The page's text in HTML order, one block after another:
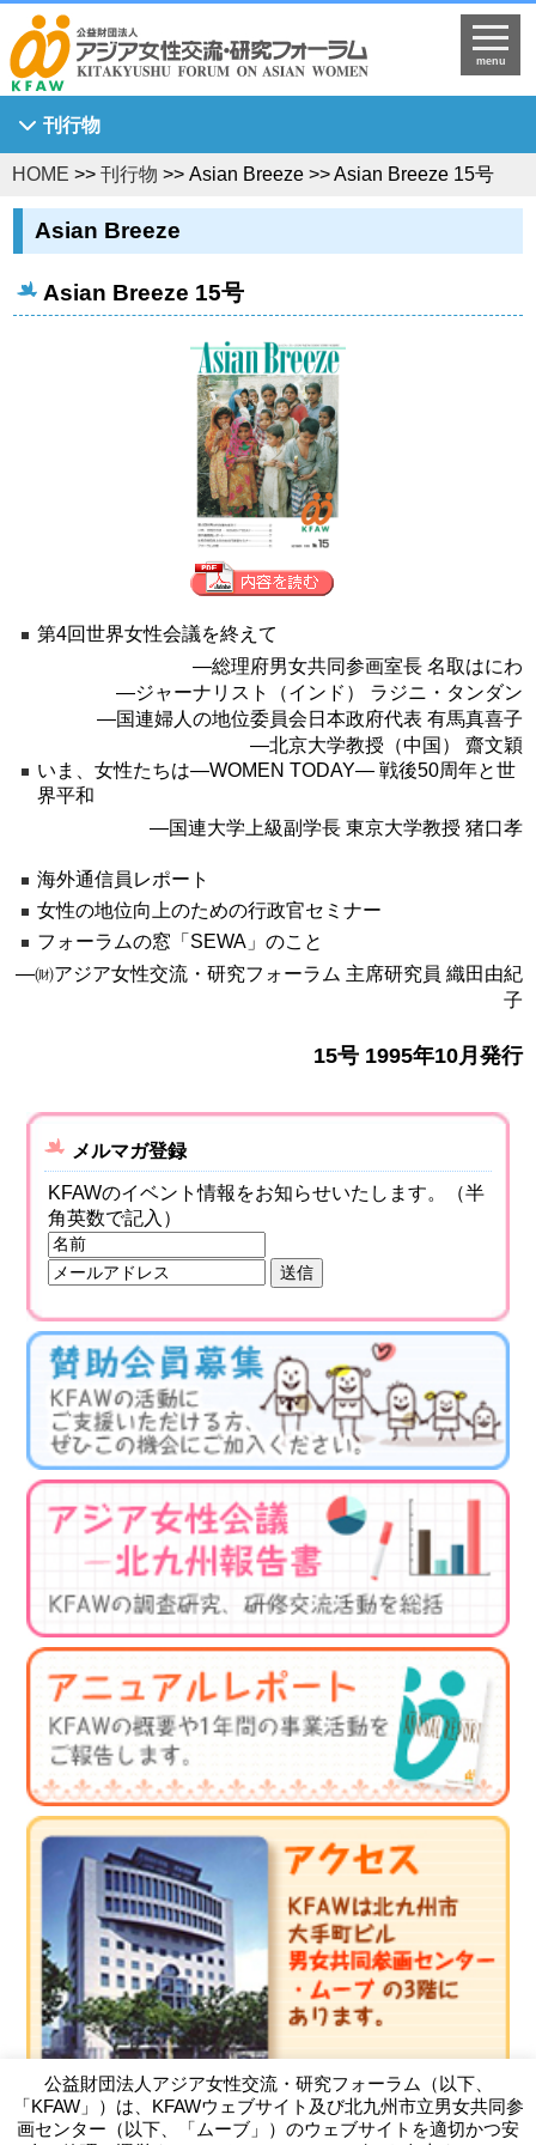
menu
刊行物
Asian Breeze
アジア女性研究
KFAW調査研究報告書
Journal of Asian Women's Studies
KFAW客員研究員研究報告書
世界中のひまわり姫へ
HOME >> 刊行物 >> Asian Breeze >> Asian Breeze 15号
Asian Breeze
Asian Breeze 15号
第4回世界女性会議を終えて
―総理府男女共同参画室長 名取はにわ
―ジャーナリスト（インド） ラジニ・タンダン
―国連婦人の地位委員会日本政府代表 有馬真喜子
―北京大学教授（中国） 齋文穎
いま、女性たちは—WOMEN TODAY— 戦後50周年と世
界平和
―国連大学上級副学長 東京大学教授 猪口孝
海外通信員レポート
女性の地位向上のための行政官セミナー
フォーラムの窓「SEWA」のこと
―㈶アジア女性交流・研究フォーラム 主席研究員 織田由紀
子
15号 1995年10月発行
メルマガ登録
KFAWのイベント情報をお知らせいたします。（半
角英数で記入）
公益財団法人アジア女性交流・研究フォーラム（以下、
「KFAW」）は、KFAWウェブサイト及び北九州市立男女共同参
画センター（以下、「ムーブ」）のウェブサイトを適切かつ安